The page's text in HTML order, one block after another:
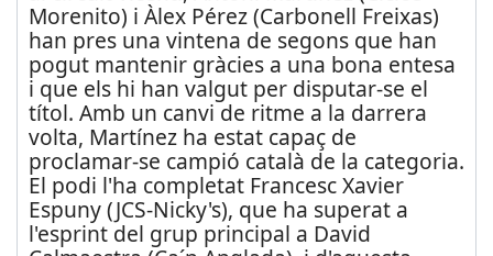
Morenito) i Àlex Pérez (Carbonell Freixas)
han pres una vintena de segons que han
pogut mantenir gràcies a una bona entesa
i que els hi han valgut per disputar-se el
títol. Amb un canvi de ritme a la darrera
volta, Martínez ha estat capaç de
proclamar-se campió català de la categoria.
El podi l'ha completat Francesc Xavier
Espuny (JCS-Nicky's), que ha superat a
l'esprint del grup principal a David